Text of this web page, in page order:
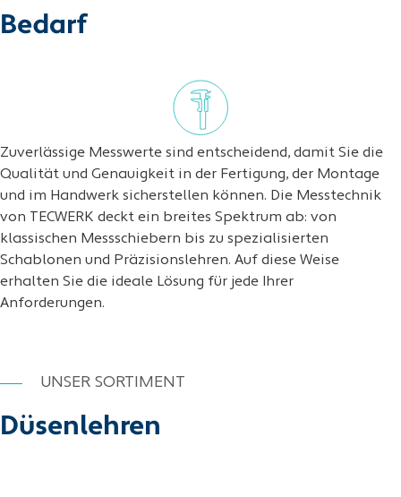
Bedarf
Zuverlässige Messwerte sind entscheidend, damit Sie die
Qualität und Genauigkeit in der Fertigung, der Montage
und im Handwerk sicherstellen können. Die Messtechnik
von TECWERK deckt ein breites Spektrum ab: von
klassischen Messschiebern bis zu spezialisierten
Schablonen und Präzisionslehren. Auf diese Weise
erhalten Sie die ideale Lösung für jede Ihrer
Anforderungen.
UNSER SORTIMENT
Düsenlehren